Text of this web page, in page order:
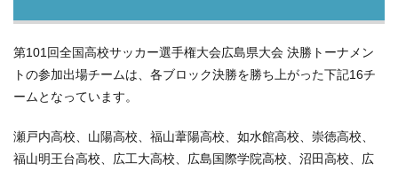
第101回全国高校サッカー選手権大会広島県大会 決勝トーナメン
トの参加出場チームは、各ブロック決勝を勝ち上がった下記16チ
ームとなっています。
瀬戸内高校、山陽高校、福山葦陽高校、如水館高校、崇徳高校、
福山明王台高校、広工大高校、広島国際学院高校、沼田高校、広